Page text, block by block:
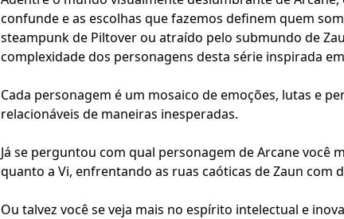
confunde e as escolhas que fazemos definem quem
steampunk de Piltover ou atraído pelo submundo de
complexidade dos personagens desta série inspirada
Cada personagem é um mosaico de emoções, lutas e
relacionáveis de maneiras inesperadas.
Já se perguntou com qual personagem de Arcane você
quanto a Vi, enfrentando as ruas caóticas de Zaun com
Ou talvez você se veja mais no espírito intelectual e